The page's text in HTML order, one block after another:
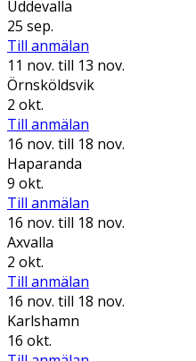
Uddevalla
25 sep.
Till anmälan
11 nov. till 13 nov.
Örnsköldsvik
2 okt.
Till anmälan
16 nov. till 18 nov.
Haparanda
9 okt.
Till anmälan
16 nov. till 18 nov.
Axvalla
2 okt.
Till anmälan
16 nov. till 18 nov.
Karlshamn
16 okt.